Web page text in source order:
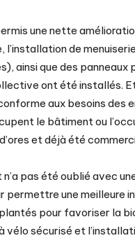
une nette
de
ainsi que des
ont été installés.
aux besoins des
le bâtiment ou
et déjà été
pas été oublié avec
permettre une meilleure
pour favoriser la
vélo sécurisé et